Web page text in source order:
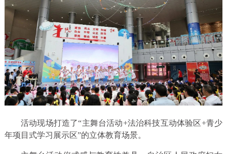
活动现场打造了“主舞台活动+法治科技互动体验区+青少
年项目式学习展示区”的立体教育场景。